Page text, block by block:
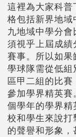
這裡為大家科
格包括新界地
九地域中學分
須視乎上屆成
賽事。所以如
學球隊需從低
區甲二組的比
參加學界精英
個學年的學界
校和學生來說
的聲譽和形象，